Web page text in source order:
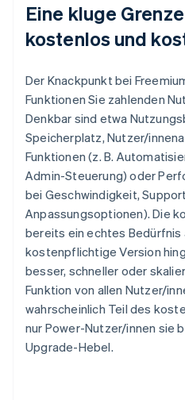
Eine kluge
kostenlos und
Der Knackpunkt bei
Funktionen Sie zahlenden
Denkbar sind etwa
Speicherplatz, Nutzer/
Funktionen (z. B.
Admin-Steuerung) oder
bei Geschwindigkeit,
Anpassungsoptionen). Die
bereits ein echtes Bedürfnis
kostenpflichtige Version
besser, schneller oder
Funktion von allen Nutzer/
wahrscheinlich Teil des
nur Power-Nutzer/innen sie
Upgrade-Hebel.